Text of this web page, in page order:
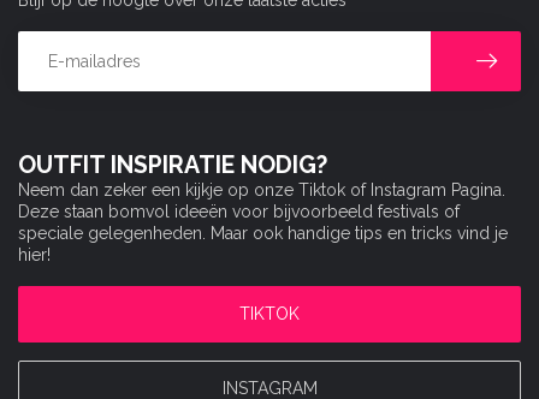
OUTFIT INSPIRATIE NODIG?
Neem dan zeker een kijkje op onze Tiktok of Instagram Pagina.
Deze staan bomvol ideeën voor bijvoorbeeld festivals of
speciale gelegenheden. Maar ook handige tips en tricks vind je
hier!
TIKTOK
INSTAGRAM